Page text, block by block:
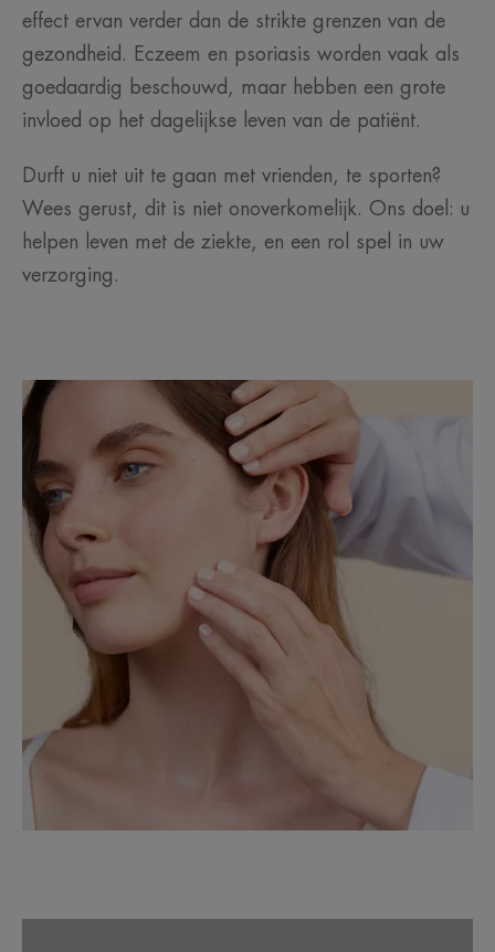
effect ervan verder dan de strikte grenzen van de
gezondheid. Eczeem en psoriasis worden vaak als
goedaardig beschouwd, maar hebben een grote
invloed op het dagelijkse leven van de patiënt.
Durft u niet uit te gaan met vrienden, te sporten?
Wees gerust, dit is niet onoverkomelijk. Ons doel: u
helpen leven met de ziekte, en een rol spel in uw
verzorging.